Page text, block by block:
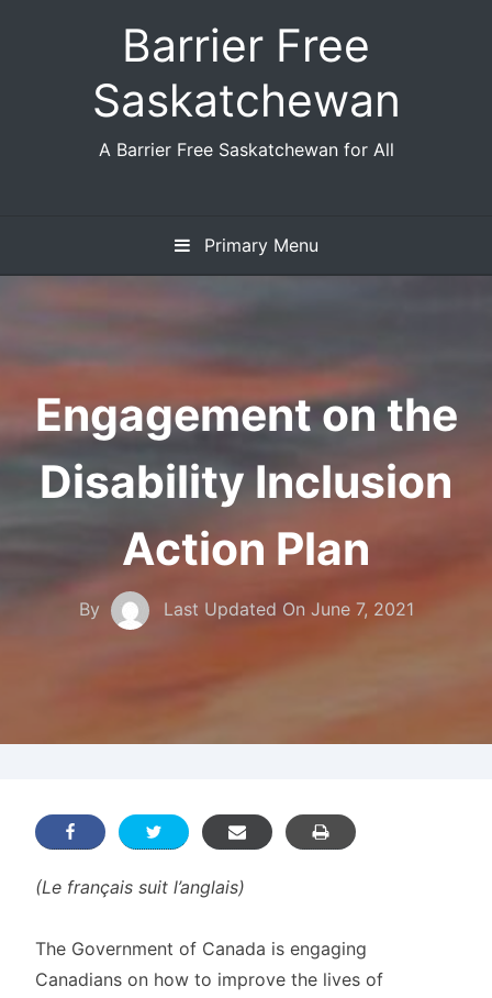
Barrier Free
Saskatchewan
A Barrier Free Saskatchewan for All
Primary Menu
Engagement on the
Disability Inclusion
Action Plan
By Last Updated On June 7, 2021
(Le français suit l’anglais)
The Government of Canada is engaging
Canadians on how to improve the lives of